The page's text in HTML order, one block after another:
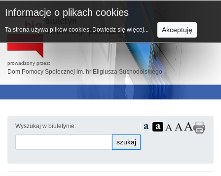
prowadzony przez:
Dom Pomocy Społecznej im. hr Eligiusza Suchodolskiego
Wyszukaj w biuletynie:
szukaj
Informacje o plikach cookies
Ta strona używa plików cookies. Dowiedz się więcej... Akceptuję